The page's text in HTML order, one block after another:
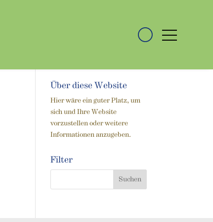
Über diese Website
Hier wäre ein guter Platz, um
sich und Ihre Website
vorzustellen oder weitere
Informationen anzugeben.
Filter